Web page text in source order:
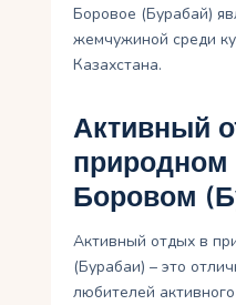
Боровое (Бурабай)
жемчужиной среди
Казахстана.
Активный
природном
Боровом
Активный отдых в
(Бурабаи) – это
любителей